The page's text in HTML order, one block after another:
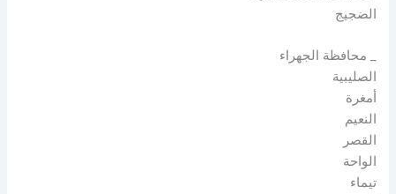
الضجيج
_ محافظة الجهراء
الصليبية
أمغرة
النعيم
القصر
الواحة
تيماء